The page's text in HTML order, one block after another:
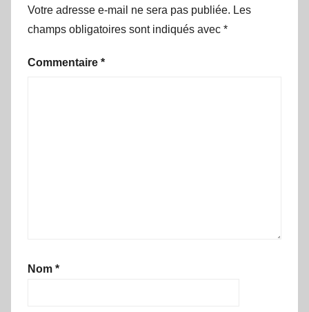
Votre adresse e-mail ne sera pas publiée. Les
champs obligatoires sont indiqués avec *
Commentaire *
Nom *